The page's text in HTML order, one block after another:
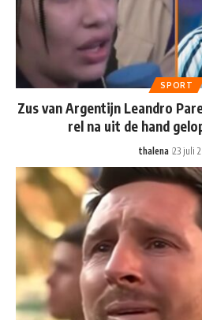
SPORT
Zus van Argentijn Leandro
rel na uit de hand
thalena 23 juli